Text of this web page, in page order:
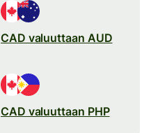
CAD valuuttaan AUD
CAD valuuttaan PHP